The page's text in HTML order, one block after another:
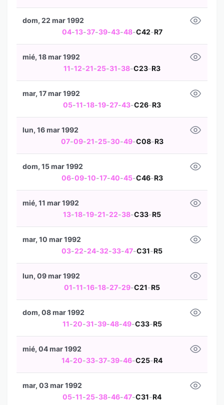
04-13-37-39-43-48-C42-R7
dom, 22 mar 1992
11-12-21-25-31-38-C23-R3
mié, 18 mar 1992
05-11-18-19-27-43-C26-R3
mar, 17 mar 1992
07-09-21-25-30-49-C08-R3
lun, 16 mar 1992
06-09-10-17-40-45-C46-R3
dom, 15 mar 1992
13-18-19-21-22-38-C33-R5
mié, 11 mar 1992
03-22-24-32-33-47-C31-R5
mar, 10 mar 1992
01-11-16-18-27-29-C21-R5
lun, 09 mar 1992
11-20-31-39-48-49-C33-R5
dom, 08 mar 1992
14-20-33-37-39-46-C25-R4
mié, 04 mar 1992
05-11-25-38-46-47-C31-R4
mar, 03 mar 1992